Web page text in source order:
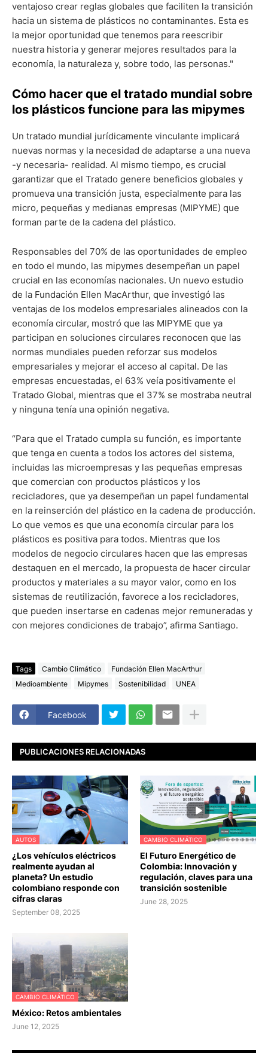
ventajoso crear reglas globales que faciliten la transición
hacia un sistema de plásticos no contaminantes. Esta es
la mejor oportunidad que tenemos para reescribir
nuestra historia y generar mejores resultados para la
economía, la naturaleza y, sobre todo, las personas."
Cómo hacer que el tratado mundial sobre
los plásticos funcione para las mipymes
Un tratado mundial jurídicamente vinculante implicará
nuevas normas y la necesidad de adaptarse a una nueva
-y necesaria- realidad. Al mismo tiempo, es crucial
garantizar que el Tratado genere beneficios globales y
promueva una transición justa, especialmente para las
micro, pequeñas y medianas empresas (MIPYME) que
forman parte de la cadena del plástico.
Responsables del 70% de las oportunidades de empleo
en todo el mundo, las mipymes desempeñan un papel
crucial en las economías nacionales. Un nuevo estudio
de la Fundación Ellen MacArthur, que investigó las
ventajas de los modelos empresariales alineados con la
economía circular, mostró que las MIPYME que ya
participan en soluciones circulares reconocen que las
normas mundiales pueden reforzar sus modelos
empresariales y mejorar el acceso al capital. De las
empresas encuestadas, el 63% veía positivamente el
Tratado Global, mientras que el 37% se mostraba neutral
y ninguna tenía una opinión negativa.
“Para que el Tratado cumpla su función, es importante
que tenga en cuenta a todos los actores del sistema,
incluidas las microempresas y las pequeñas empresas
que comercian con productos plásticos y los
recicladores, que ya desempeñan un papel fundamental
en la reinserción del plástico en la cadena de producción.
Lo que vemos es que una economía circular para los
plásticos es positiva para todos. Mientras que los
modelos de negocio circulares hacen que las empresas
destaquen en el mercado, la propuesta de hacer circular
productos y materiales a su mayor valor, como en los
sistemas de reutilización, favorece a los recicladores,
que pueden insertarse en cadenas mejor remuneradas y
con mejores condiciones de trabajo”, afirma Santiago.
Tags Cambio Climático
Fundación Ellen MacArthur
Medioambiente
Mipymes Sostenibilidad UNEA
Facebook
PUBLICACIONES RELACIONADAS
AUTOS
¿Los vehículos eléctricos
realmente ayudan al
planeta? Un estudio
colombiano responde con
cifras claras
September 08, 2025
CAMBIO CLIMÁTICO
El Futuro Energético de
Colombia: Innovación y
regulación, claves para una
transición sostenible
June 28, 2025
CAMBIO CLIMÁTICO
México: Retos ambientales
June 12, 2025